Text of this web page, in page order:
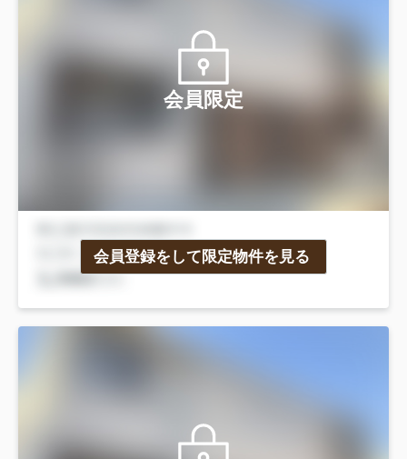
会員限定
会員登録をして限定物件を見る